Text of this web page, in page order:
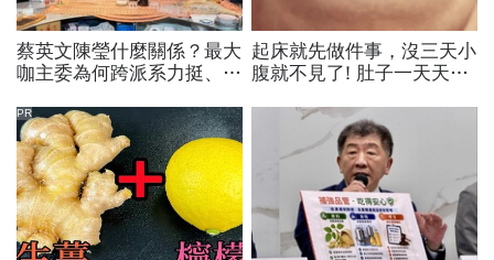
蔡英文陳瑩什麼關係？最大
咖主委為何跨派系力挺、連
藏政壇合作內幕？
起床就先做件事，沒三天小
腹就不見了! 肚子一天天變
PR